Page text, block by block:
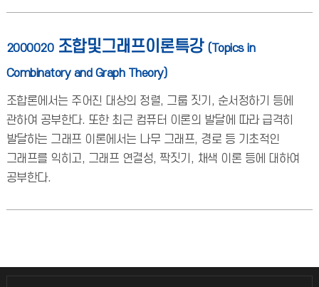
2000020 조합및그래프이론특강 (Topics in
Combinatory and Graph Theory)
조합론에서는 주어진 대상의 정렬, 그룹 짓기, 순서정하기 등에
관하여 공부한다. 또한 최근 컴퓨터 이론의 발달에 따라 급격히
발달하는 그래프 이론에서는 나무 그래프, 경로 등 기초적인
그래프를 익히고, 그래프 연결성, 짝짓기, 채색 이론 등에 대하여
공부한다.